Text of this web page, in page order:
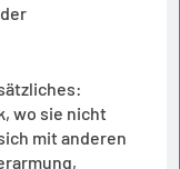
wo sie nicht
mit anderen